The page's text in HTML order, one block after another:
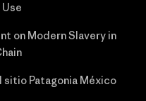
on Modern Slavery in
sitio Patagonia México